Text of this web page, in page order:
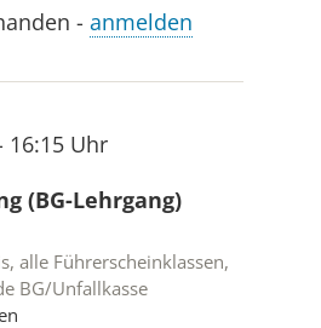
- anmelden
16:15 Uhr
(BG-Lehrgang)
alle Führerscheinklassen,
BG/Unfallkasse